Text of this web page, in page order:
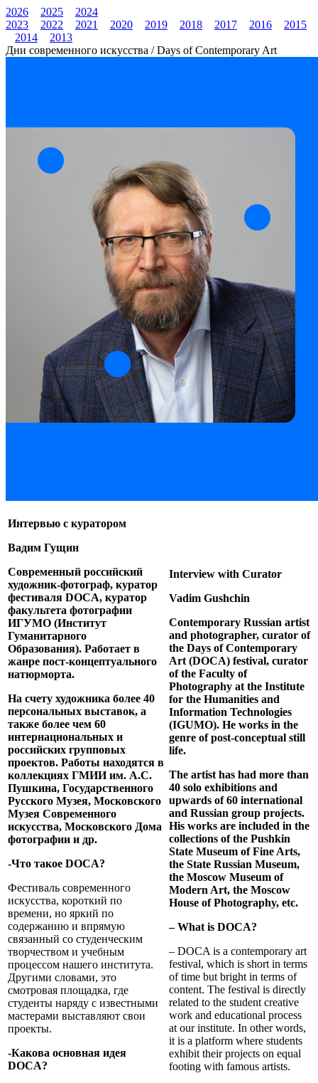
2026 2025
2024
2023
2022 2021 2020 2019 2018 2017 2016
2015
2014
2013
Дни современного искусства / Days of Contemporary Art
Интервью с куратором
Вадим Гущин
Современный российский
художник-фотограф, куратор
фестиваля DOCA, куратор
факультета фотографии
ИГУМО (Институт
Гуманитарного
Образования). Работает в
жанре пост-концептуального
натюрморта.
На счету художника более 40
персональных выставок, а
также более чем 60
интернациональных и
российских групповых
проектов. Работы находятся в
коллекциях ГМИИ им. А.С.
Пушкина, Государственного
Русского Музея, Московского
Музея Современного
искусства, Московского Дома
фотографии и др.
-Что такое DOCA?
Фестиваль современного
искусства, короткий по
времени, но яркий по
содержанию и впрямую
связанный со студенческим
творчеством и учебным
процессом нашего института.
Другими словами, это
смотровая площадка, где
студенты наряду с известными
мастерами выставляют свои
проекты.
-Какова основная идея
DOCA?
Interview with Curator
Vadim Gushchin
Contemporary Russian artist
and photographer, curator of
the Days of Contemporary
Art (DOCA) festival, curator
of the Faculty of
Photography at the Institute
for the Humanities and
Information Technologies
(IGUMO). He works in the
genre of post-conceptual still
life.
The artist has had more than
40 solo exhibitions and
upwards of 60 international
and Russian group projects.
His works are included in the
collections of the Pushkin
State Museum of Fine Arts,
the State Russian Museum,
the Moscow Museum of
Modern Art, the Moscow
House of Photography, etc.
– What is DOCA?
– DOCA is a contemporary art
festival, which is short in terms
of time but bright in terms of
content. The festival is directly
related to the student creative
work and educational process
at our institute. In other words,
it is a platform where students
exhibit their projects on equal
footing with famous artists.